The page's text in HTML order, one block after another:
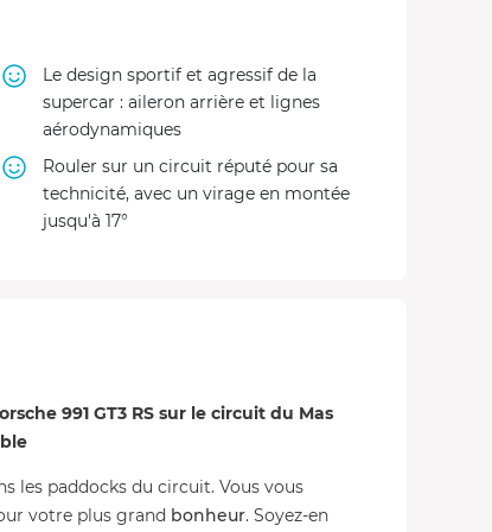
Le design sportif et agressif de la
supercar : aileron arrière et lignes
aérodynamiques
Rouler sur un circuit réputé pour sa
technicité, avec un virage en montée
jusqu'à 17°
991 GT3 RS sur le circuit du Mas
les paddocks du circuit. Vous vous
votre plus grand bonheur. Soyez-en